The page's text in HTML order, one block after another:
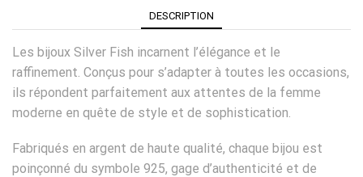
DESCRIPTION
Les bijoux Silver Fish incarnent l’élégance et le
raffinement. Conçus pour s’adapter à toutes les occasions,
ils répondent parfaitement aux attentes de la femme
moderne en quête de style et de sophistication.
Fabriqués en argent de haute qualité, chaque bijou est
poinçonné du symbole 925, gage d’authenticité et de